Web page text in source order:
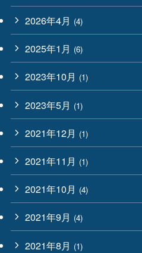
2026年4月 (4)
2025年1月 (6)
2023年10月 (1)
2023年5月 (1)
2021年12月 (1)
2021年11月 (1)
2021年10月 (4)
2021年9月 (4)
2021年8月 (1)